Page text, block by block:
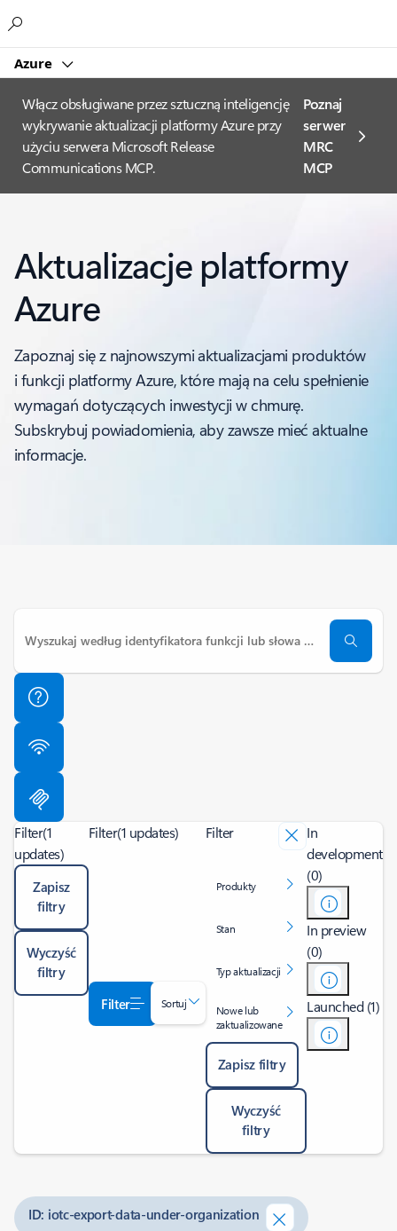
Azure
Włącz obsługiwane przez sztuczną inteligencję
wykrywanie aktualizacji platformy Azure przy
użyciu serwera Microsoft Release
Communications MCP.
Poznaj
serwer
MRC
MCP
Aktualizacje platformy
Azure
Zapoznaj się z najnowszymi aktualizacjami produktów
i funkcji platformy Azure, które mają na celu spełnienie
wymagań dotyczących inwestycji w chmurę.
Subskrybuj powiadomienia, aby zawsze mieć aktualne
informacje.
Filter(1
updates)
Zapisz
filtry
Wyczyść
filtry
Filter(1 updates)
Filter Sortuj
Filter
Produkty
Stan
Typ aktualizacji
Nowe lub
zaktualizowane
Zapisz filtry
Wyczyść
filtry
In
development
(0)
In preview
(0)
Launched (1)
ID: iotc-export-data-under-organization